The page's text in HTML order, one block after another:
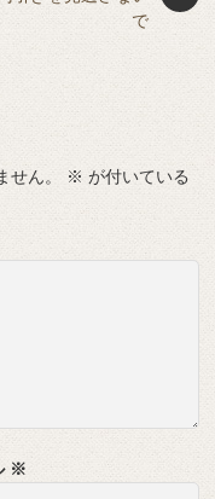
で
ん。 ※ が付いている
※